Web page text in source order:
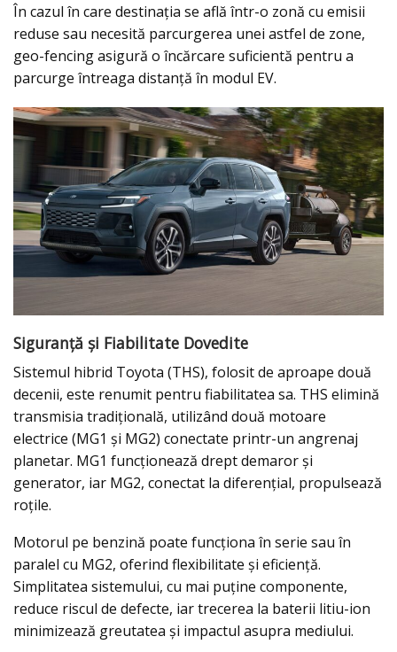
În cazul în care destinația se află într-o zonă cu emisii
reduse sau necesită parcurgerea unei astfel de zone,
geo-fencing asigură o încărcare suficientă pentru a
parcurge întreaga distanță în modul EV.
Siguranță și Fiabilitate Dovedite
Sistemul hibrid Toyota (THS), folosit de aproape două
decenii, este renumit pentru fiabilitatea sa. THS elimină
transmisia tradițională, utilizând două motoare
electrice (MG1 și MG2) conectate printr-un angrenaj
planetar. MG1 funcționează drept demaror și
generator, iar MG2, conectat la diferențial, propulsează
roțile.
Motorul pe benzină poate funcționa în serie sau în
paralel cu MG2, oferind flexibilitate și eficiență.
Simplitatea sistemului, cu mai puține componente,
reduce riscul de defecte, iar trecerea la baterii litiu-ion
minimizează greutatea și impactul asupra mediului.